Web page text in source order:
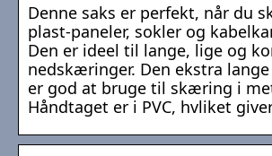
Denne saks er perfekt, når du
plast-paneler, sokler og
Den er ideel til lange, lige og
nedskæringer. Den ekstra
er god at bruge til skæring i
Håndtaget er i PVC, hvliket